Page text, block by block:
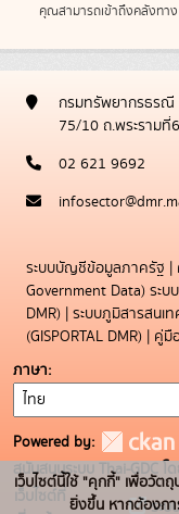
คุณสามารถเข้าถึงคลังทาง
กรมทรัพยากรธรณี
75/10 ถ.พระรามที่
02 621 9692
ระบบบัญชีข้อมูลภาครัฐ |
Government Data) ระบ
DMR) | ระบบภูมิสารสนเ
(GISPORTAL DMR) | คู่มื
ภาษา
Powered by:
สนับสนุนระบบ Thai-GDC
เว็บไซต์ที่
ระบ
เว็บไซต์นี้ใช้ "คุกกี้" เพื่อวัต
ยิ่งขึ้น หากต้องก